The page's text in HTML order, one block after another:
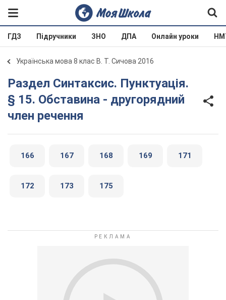
ГДЗ Підручники ЗНО ДПА Онлайн уроки
Українська мова 8 клас В. Т. Сичова 2016
Раздел Синтаксис. Пунктуація.
§ 15. Обставина - другорядний
член речення
166 167 168 169 171
172 173 175